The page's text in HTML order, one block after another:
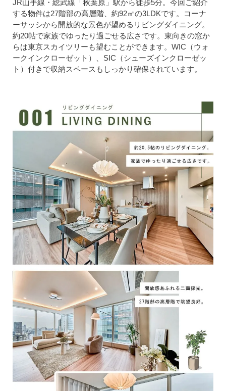
JR山手線・総武線「秋葉原」駅から徒歩5分。今回ご紹介
する物件は27階部の高層階、約92㎡の3LDKです。コーナ
ーサッシから開放的な景色が望めるリビングダイニング。
約20帖で家族でゆったり過ごせる広さです。東向きの窓か
らは東京スカイツリーも望むことができます。WIC（ウォ
ークインクローゼット）、SIC（シューズインクローゼッ
ト）付きで収納スペースもしっかり確保されています。